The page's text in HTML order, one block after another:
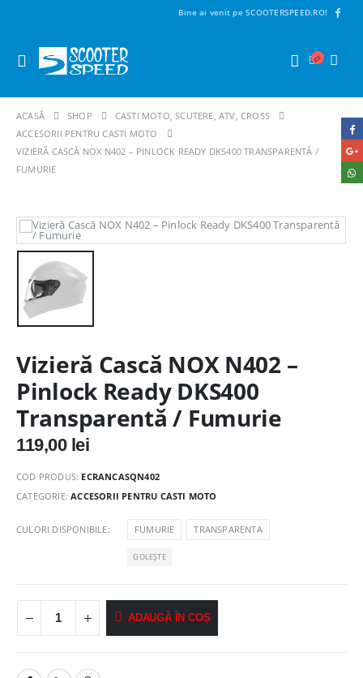
Bine ai venit pe SCOOTERSPEED.RO!
ACASĂ SHOP
CASTI MOTO, SCUTERE, ATV, CROSS
ACCESORII PENTRU CASTI MOTO
VIZIERĂ CASCĂ NOX N402 – PINLOCK READY DKS400 TRANSPARENTĂ /
FUMURIE
Vizieră Cască NOX N402 –
Pinlock Ready DKS400
Transparentă / Fumurie
119,00 lei
COD PRODUS: ECRANCASQN402
CATEGORIE:ACCESORII PENTRU CASTI MOTO
CULORI DISPONIBILE FUMURIE TRANSPARENTA
GOLEȘTE
ADAUGĂ ÎN COȘ